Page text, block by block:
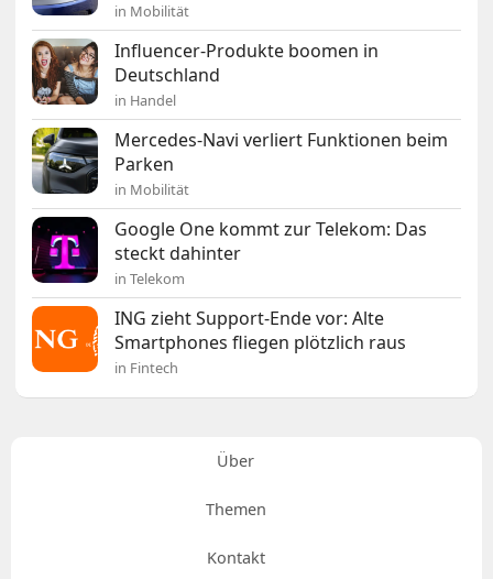
in Mobilität
Influencer-Produkte boomen in
Deutschland
in Handel
Mercedes-Navi verliert Funktionen beim
Parken
in Mobilität
Google One kommt zur Telekom: Das
steckt dahinter
in Telekom
ING zieht Support-Ende vor: Alte
Smartphones fliegen plötzlich raus
in Fintech
Über
Themen
Kontakt